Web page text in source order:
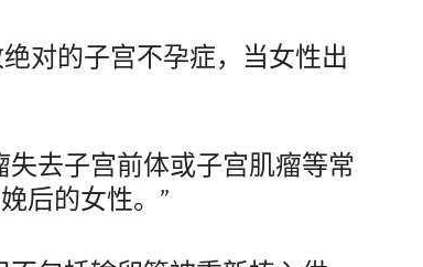
对的子宫不孕症，当女性出
去子宫前体或子宫肌瘤等常
后的女性。”